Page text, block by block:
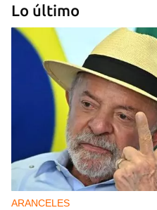
DONACIONES
China entrega otros
para zonas rurales de
Lo último
ARANCELES